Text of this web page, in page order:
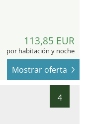
113,85 EUR
por habitación y noche
Mostrar oferta
4